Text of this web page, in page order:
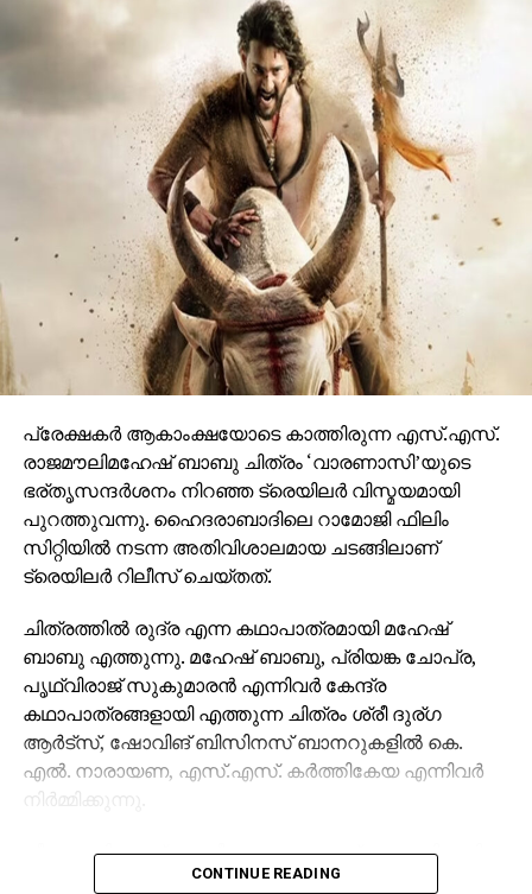
വേദിയിലും മഹേഷ് ബാബു കാളയുടെ പുറത്തു എൻട്രി
ചെയ്തപ്പോൾ അറുപത്തിനായിരത്തിൽപ്പരം കാഴ്ചക്കാർ
നിറഞ്ഞ ഇവന്റിലെ സദസ്സ് ഹർഷാരവം കൊണ്ട്
വേദിയെ ധന്യമാക്കി. ഐമാക്‌സിലാണ് ചിത്രം
ഒരുങ്ങുന്നത് എന്നതിനാല്‍ തന്നെ തിയേറ്ററുകളില്‍
ഗംഭീരമായ കാഴ്ചാനുഭൂതി
സമ്മാനിക്കുമെന്നുറപ്പാണ്.ബാഹുബലിയും ആർ ആർ
ആറും ഒരുക്കിയ രാജമൗലിയുടെ ബ്രഹ്മാണ്ഡ ചിത്രം
വാരണാസി 2027ൽ തിയേറ്ററുകളിലേക്കെത്തും. പി ആർ
ഓ ആൻഡ് മാർക്കറ്റിംഗ് സ്ട്രാറ്റജിസ്റ്റ് : പ്രതീഷ് ശേഖർ.
പ്രേക്ഷകര്‍ ആകാംക്ഷയോടെ കാത്തിരുന്ന എസ്.എസ്.
രാജമൗലിമഹേഷ് ബാബു ചിത്രം ‘വാരണാസി’യുടെ
ഭര്തൃസന്ദര്‍ശനം നിറഞ്ഞ ട്രെയിലര്‍ വിസ്മയമായി
പുറത്തുവന്നു. ഹൈദരാബാദിലെ റാമോജി ഫിലിം
സിറ്റിയില്‍ നടന്ന അതിവിശാലമായ ചടങ്ങിലാണ്
ട്രെയിലര്‍ റിലീസ് ചെയ്തത്.
ചിത്രത്തില്‍ രുദ്ര എന്ന കഥാപാത്രമായി മഹേഷ്
ബാബു എത്തുന്നു. മഹേഷ് ബാബു, പ്രിയങ്ക ചോപ്ര,
പൃഥ്വിരാജ് സുകുമാരന്‍ എന്നിവര്‍ കേന്ദ്ര
കഥാപാത്രങ്ങളായി എത്തുന്ന ചിത്രം ശ്രീ ദുര്ഗ
ആര്‍ട്‌സ്, ഷോവിങ് ബിസിനസ് ബാനറുകളില്‍ കെ.
എല്‍. നാരായണ, എസ്.എസ്. കര്‍ത്തികേയ എന്നിവര്‍
നിര്‍മ്മിക്കുന്നു.
കീരവാണിയാണ് സംഗീതം ഒരുക്കുന്നത്. പുറത്തിറങ്ങിയ
മണിക്കൂറുകള്‍ക്കുള്ളില്‍ തന്നെ 5 മില്യണിലധികം
CONTINUE READING